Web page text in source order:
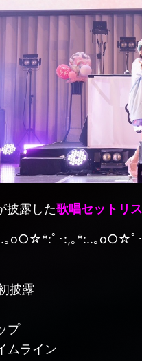
披露した歌唱セットリ
｡o○☆*:ﾟ･:,｡*:..｡o○☆ﾟ
披露
プ
ムライン